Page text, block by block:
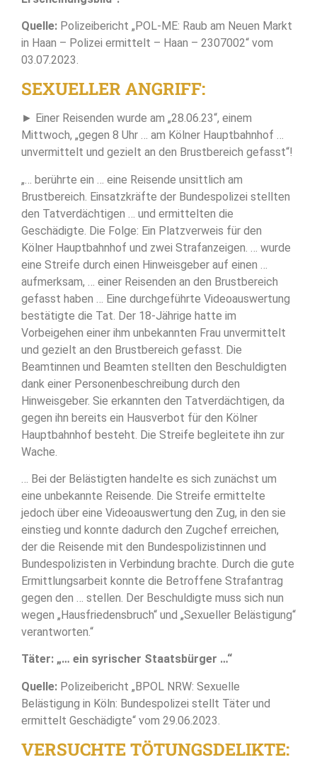
Quelle: Polizeibericht „POL-ME: Raub am Neuen Markt
in Haan – Polizei ermittelt – Haan – 2307002“ vom
03.07.2023.
SEXUELLER ANGRIFF:
► Einer Reisenden wurde am „28.06.23“, einem
Mittwoch, „gegen 8 Uhr … am Kölner Hauptbahnhof …
unvermittelt und gezielt an den Brustbereich gefasst“!
„… berührte ein … eine Reisende unsittlich am
Brustbereich. Einsatzkräfte der Bundespolizei stellten
den Tatverdächtigen … und ermittelten die
Geschädigte. Die Folge: Ein Platzverweis für den
Kölner Hauptbahnhof und zwei Strafanzeigen. … wurde
eine Streife durch einen Hinweisgeber auf einen …
aufmerksam, … einer Reisenden an den Brustbereich
gefasst haben … Eine durchgeführte Videoauswertung
bestätigte die Tat. Der 18-Jährige hatte im
Vorbeigehen einer ihm unbekannten Frau unvermittelt
und gezielt an den Brustbereich gefasst. Die
Beamtinnen und Beamten stellten den Beschuldigten
dank einer Personenbeschreibung durch den
Hinweisgeber. Sie erkannten den Tatverdächtigen, da
gegen ihn bereits ein Hausverbot für den Kölner
Hauptbahnhof besteht. Die Streife begleitete ihn zur
Wache.
… Bei der Belästigten handelte es sich zunächst um
eine unbekannte Reisende. Die Streife ermittelte
jedoch über eine Videoauswertung den Zug, in den sie
einstieg und konnte dadurch den Zugchef erreichen,
der die Reisende mit den Bundespolizistinnen und
Bundespolizisten in Verbindung brachte. Durch die gute
Ermittlungsarbeit konnte die Betroffene Strafantrag
gegen den … stellen. Der Beschuldigte muss sich nun
wegen „Hausfriedensbruch“ und „Sexueller Belästigung“
verantworten.“
Täter: „… ein syrischer Staatsbürger …“
Quelle: Polizeibericht „BPOL NRW: Sexuelle
Belästigung in Köln: Bundespolizei stellt Täter und
ermittelt Geschädigte“ vom 29.06.2023.
VERSUCHTE TÖTUNGSDELIKTE: